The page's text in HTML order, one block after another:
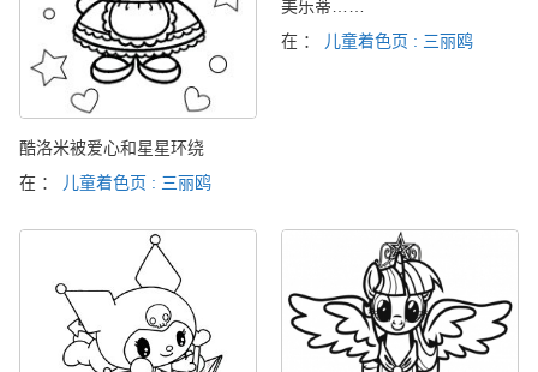
酷洛米被爱心和星星环绕
在 ：
儿童着色页 : 三丽鸥
美乐蒂……
在 ：
儿童着色页 : 三丽鸥